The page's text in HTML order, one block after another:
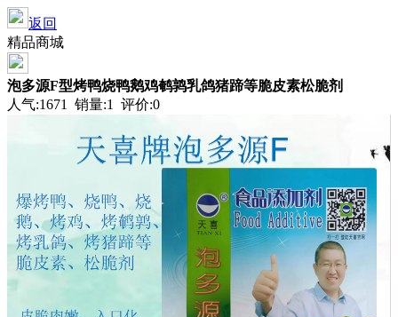
返回
精品商城
泡多源F型烤鸭烧鸭鹅鸡鹌鹑乳鸽猪蹄等脆皮素松脆剂
人气:1671 销量:1 评价:0